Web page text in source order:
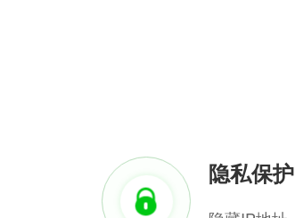
隐私保护